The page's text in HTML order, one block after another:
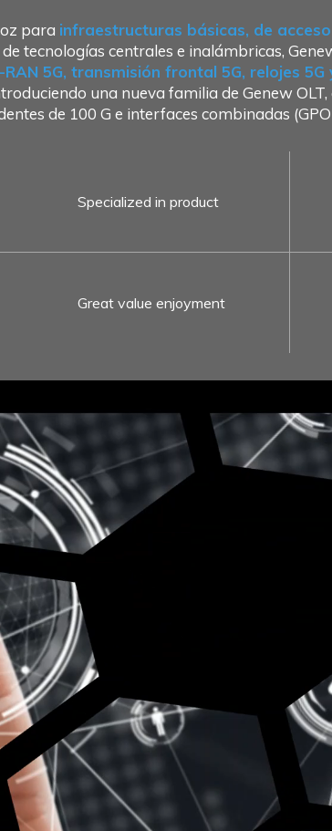
para infraestructuras básicas, de
tecnologías centrales e inalámbricas,
5G, transmisión frontal 5G, relojes
una nueva familia de Genew
de 100 G e interfaces combinadas
Specialized in product
Great value enjoyment